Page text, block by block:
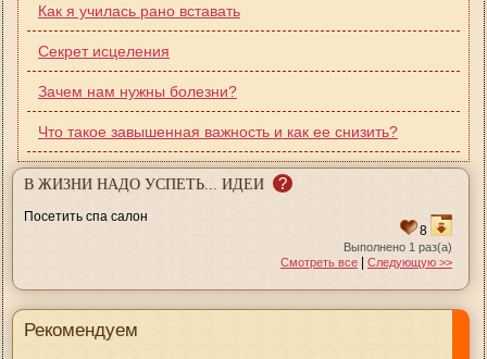
Как я училась рано вставать
Секрет исцеления
Зачем нам нужны болезни?
Что такое завышенная важность и как ее снизить?
В ЖИЗНИ НАДО УСПЕТЬ... ИДЕИ ?
Посетить спа салон
8
Выполнено 1 раз(а)
Смотреть все | Следующую >>
Рекомендуем